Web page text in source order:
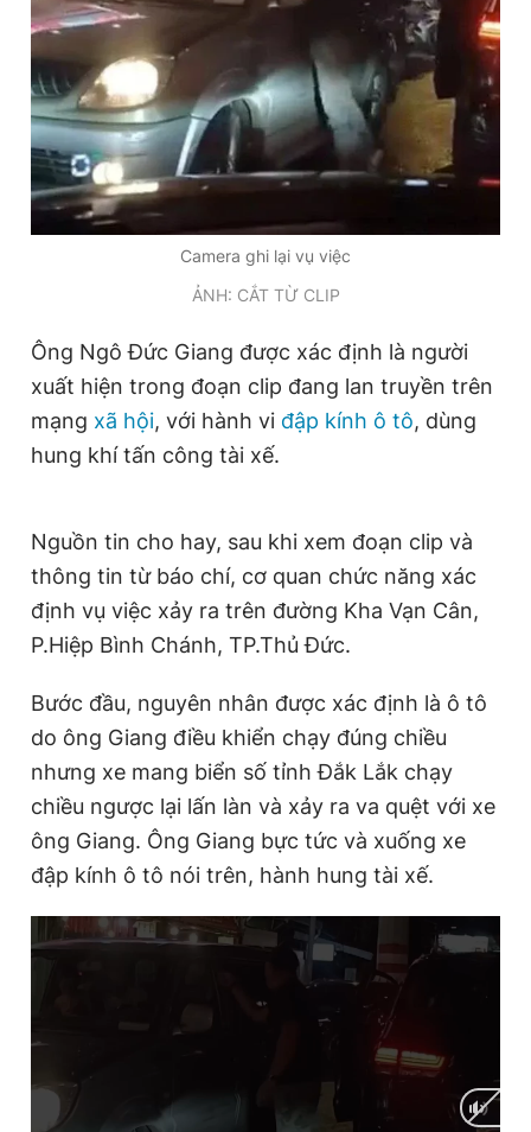
Hotline
0906 645 777
Liên hệ quảng cáo
0908 780 404
Đặt báo Quảng cáo RSS Tòa soạn Chính sách bảo
Tổng biên tập: Nguyễn Ngọc Toàn
Phó tổng biên tập thường trực: Hải Thành
Phó tổng biên tập: Lâm Hiếu Dũng
Phó tổng biên tập: Trần Việt Hưng
Tổng thư ký tòa soạn: Đức Trung
© 2003-2026 Bản quyền thuộc về Báo Thanh Niên. Cấm sao
bản. Phát triển bởi ePi Technologies, JSC.
Camera ghi lại vụ việc
ẢNH: CẮT TỪ CLIP
Ông Ngô Đức Giang được xác định là người
xuất hiện trong đoạn clip đang lan truyền trên
mạng xã hội, với hành vi đập kính ô tô, dùng
hung khí tấn công tài xế.
Nguồn tin cho hay, sau khi xem đoạn clip và
thông tin từ báo chí, cơ quan chức năng xác
định vụ việc xảy ra trên đường Kha Vạn Cân,
P.Hiệp Bình Chánh, TP.Thủ Đức.
Bước đầu, nguyên nhân được xác định là ô tô
do ông Giang điều khiển chạy đúng chiều
nhưng xe mang biển số tỉnh Đắk Lắk chạy
chiều ngược lại lấn làn và xảy ra va quệt với xe
ông Giang. Ông Giang bực tức và xuống xe
đập kính ô tô nói trên, hành hung tài xế.